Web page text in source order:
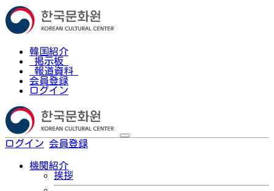
韓国紹介
掲示板
報道資料
会員登録
ログイン
ログイン 会員登録
機関紹介
挨拶